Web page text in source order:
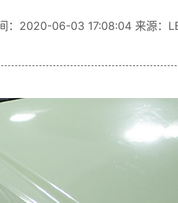
：2020-06-03 17:08:04 来源：